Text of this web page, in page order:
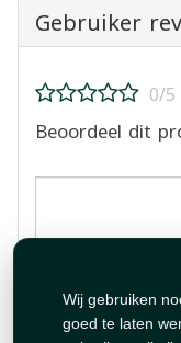
Wij gebruiken
goed te laten
Gebruiker
0/5
Beoordeel dit
Beoordeling